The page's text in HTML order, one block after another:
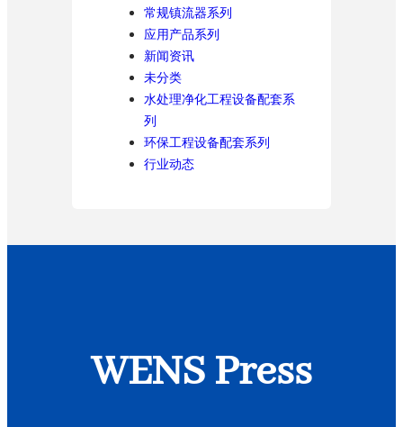
常规镇流器系列
应用产品系列
新闻资讯
未分类
水处理净化工程设备配套系
列
环保工程设备配套系列
行业动态
WENS Press